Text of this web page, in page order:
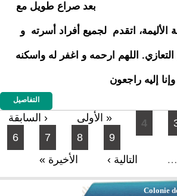
بعد صراع طويل مع
الأليمة، اتقدم لجميع أفراد أسرته و
اللهم ارحمه و اغفر له واسكنه
إليه راجعون
التفاصيل
« الأولى ‹ السابقة 4
6 7 8
9
…
التالية › الأخيرة »
Colonie